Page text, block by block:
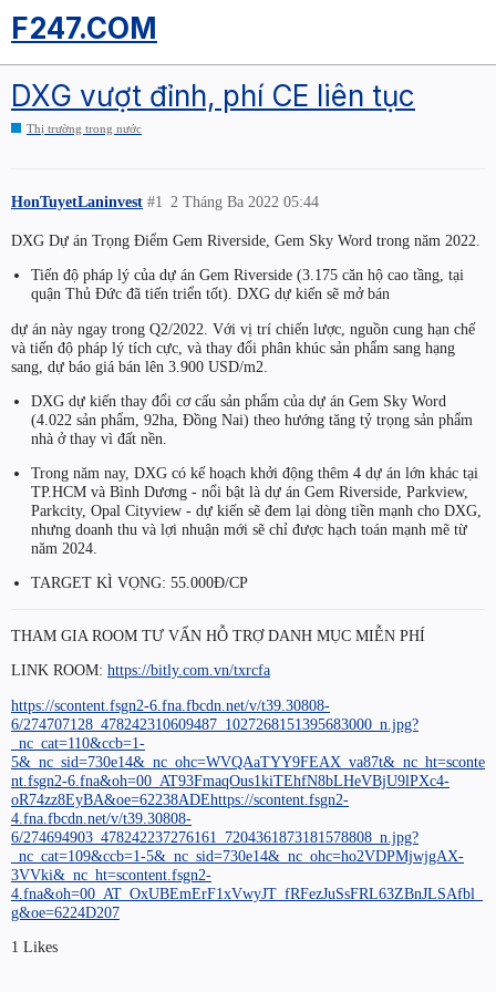
F247.COM
DXG vượt đỉnh, phí CE liên tục
Thị trường trong nước
HonTuyetLaninvest 2 Tháng Ba 2022 05:44
#1
DXG Dự án Trọng Điểm Gem Riverside, Gem Sky Word trong năm 2022.
Tiến độ pháp lý của dự án Gem Riverside (3.175 căn hộ cao tầng, tại
quận Thủ Đức đã tiến triển tốt). DXG dự kiến sẽ mở bán
dự án này ngay trong Q2/2022. Với vị trí chiến lược, nguồn cung hạn chế
và tiến độ pháp lý tích cực, và thay đổi phân khúc sản phẩm sang hạng
sang, dự báo giá bán lên 3.900 USD/m2.
DXG dự kiến thay đổi cơ cấu sản phẩm của dự án Gem Sky Word
(4.022 sản phẩm, 92ha, Đồng Nai) theo hướng tăng tỷ trọng sản phẩm
nhà ở thay vì đất nền.
Trong năm nay, DXG có kế hoạch khởi động thêm 4 dự án lớn khác tại
TP.HCM và Bình Dương - nổi bật là dự án Gem Riverside, Parkview,
Parkcity, Opal Cityview - dự kiến sẽ đem lại dòng tiền mạnh cho DXG,
nhưng doanh thu và lợi nhuận mới sẽ chỉ được hạch toán mạnh mẽ từ
năm 2024.
TARGET KÌ VỌNG: 55.000Đ/CP
THAM GIA ROOM TƯ VẤN HỖ TRỢ DANH MỤC MIỄN PHÍ
LINK ROOM: https://bitly.com.vn/txrcfa
https://scontent.fsgn2-6.fna.fbcdn.net/v/t39.30808-
6/274707128_478242310609487_1027268151395683000_n.jpg?
_nc_cat=110&ccb=1-
5&_nc_sid=730e14&_nc_ohc=WVQAaTYY9FEAX_va87t&_nc_ht=sconte
nt.fsgn2-6.fna&oh=00_AT93FmaqOus1kiTEhfN8bLHeVBjU9lPXc4-
oR74zz8EyBA&oe=62238ADEhttps://scontent.fsgn2-
4.fna.fbcdn.net/v/t39.30808-
6/274694903_478242237276161_7204361873181578808_n.jpg?
_nc_cat=109&ccb=1-5&_nc_sid=730e14&_nc_ohc=ho2VDPMjwjgAX-
3VVki&_nc_ht=scontent.fsgn2-
4.fna&oh=00_AT_OxUBEmErF1xVwyJT_fRFezJuSsFRL63ZBnJLSAfbl_
g&oe=6224D207
1 Likes